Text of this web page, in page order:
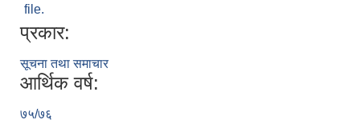
file.
प्रकार:
सूचना तथा समाचार
आर्थिक वर्ष:
७५/७६